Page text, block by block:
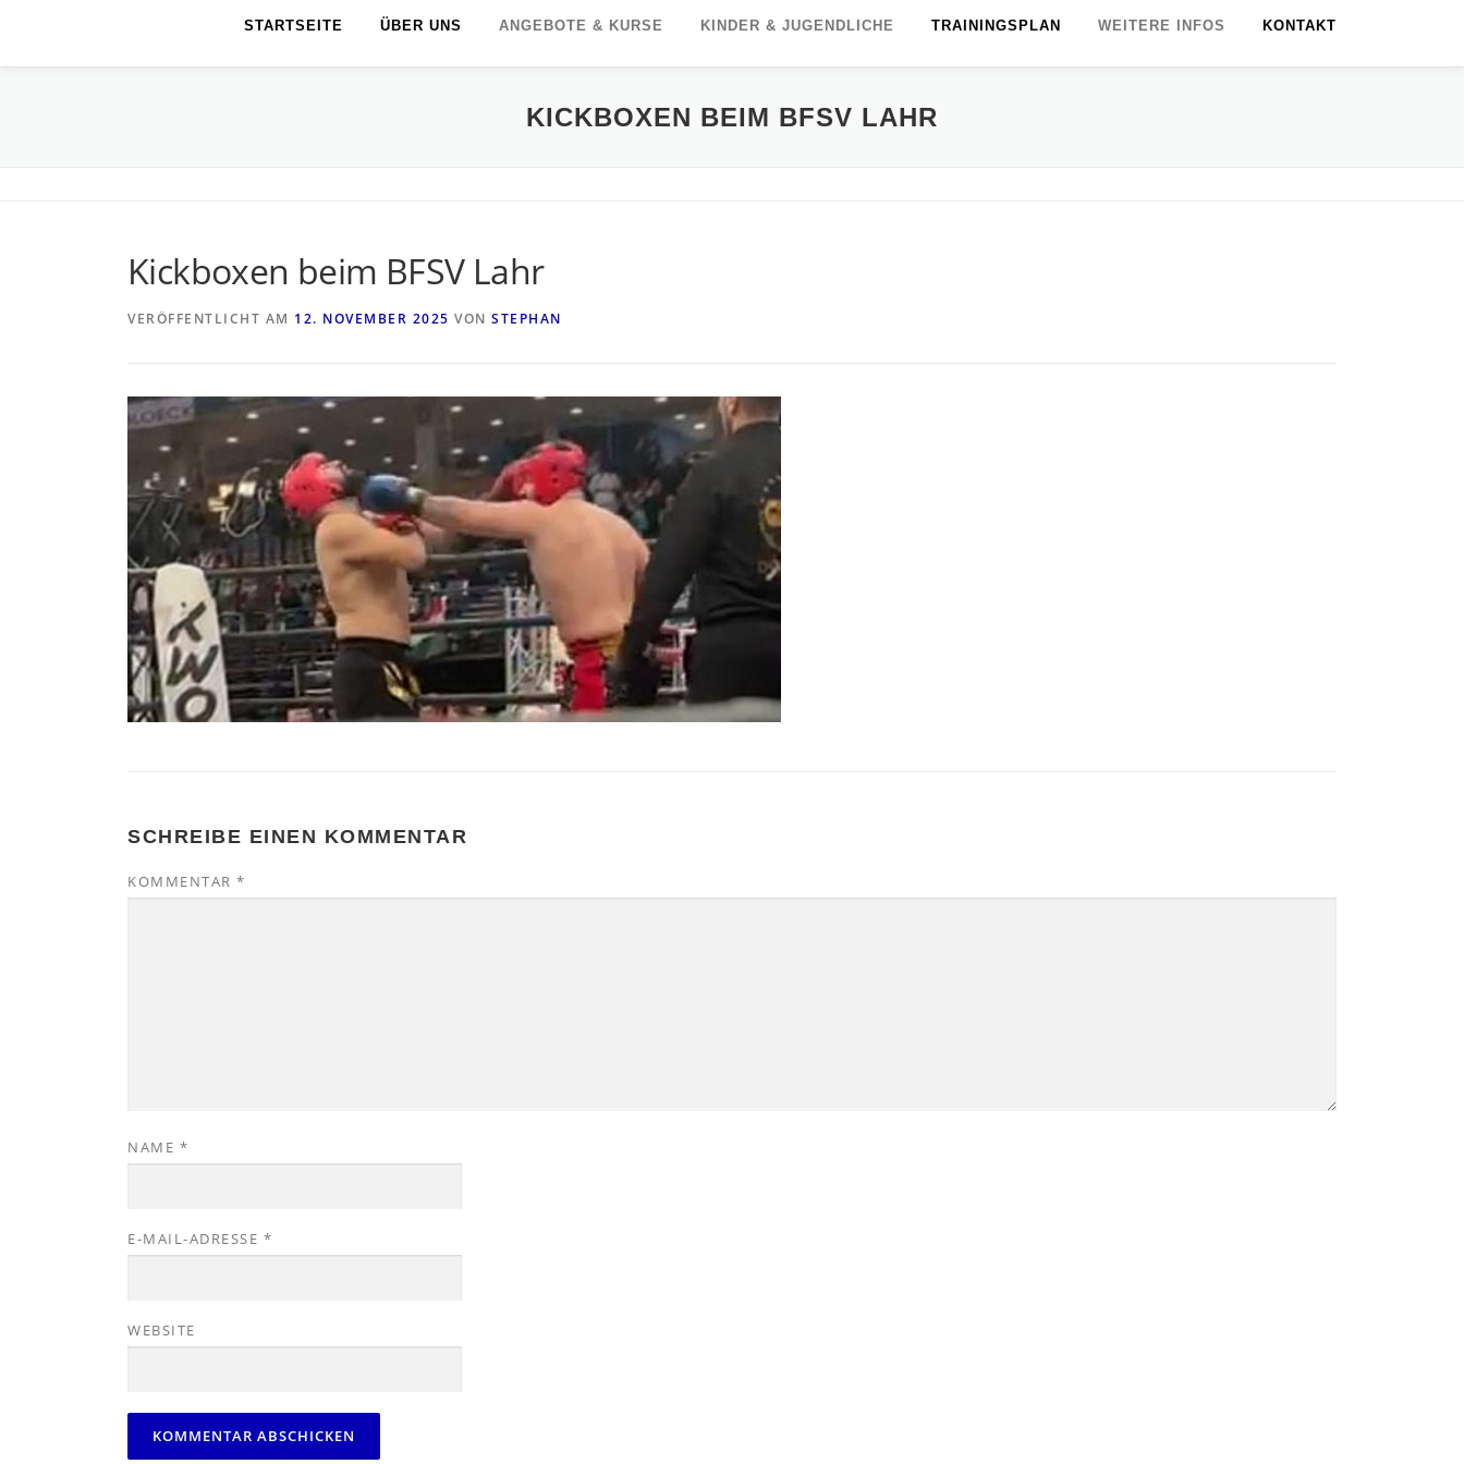
STARTSEITE ÜBER UNS ANGEBOTE & KURSE KINDER & JUGENDLICHE TRAININGSPLAN WEITERE INFOS KONTAKT
KICKBOXEN BEIM BFSV LAHR
Kickboxen beim BFSV Lahr
VERÖFFENTLICHT AM 12. NOVEMBER 2025 VON STEPHAN
SCHREIBE EINEN KOMMENTAR
KOMMENTAR *
NAME *
E-MAIL-ADRESSE *
WEBSITE